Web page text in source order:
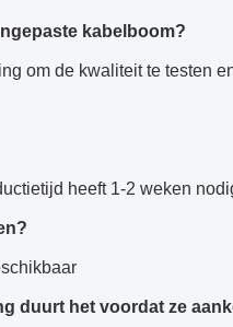
kabelboom?
om de kwaliteit te testen
heeft 1-2 weken
duurt het voordat ze